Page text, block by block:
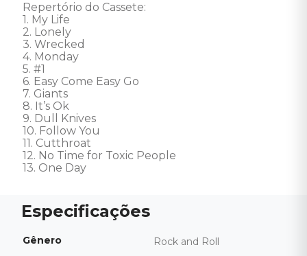
Repertório do Cassete:
1. My Life
2. Lonely
3. Wrecked
4. Monday
5. #1
6. Easy Come Easy Go
7. Giants
8. It’s Ok
9. Dull Knives
10. Follow You
11. Cutthroat
12. No Time for Toxic People
13. One Day
Gênero Rock and Roll